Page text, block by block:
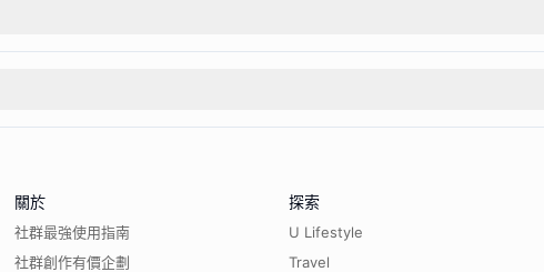
關於
社群最強使用指南
社群創作有價企劃
探索
U Lifestyle
Travel